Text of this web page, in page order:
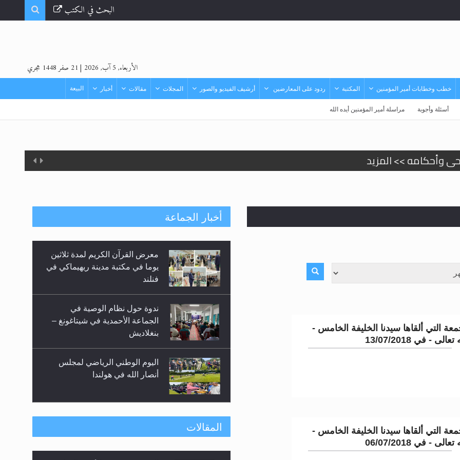
البحث في الكتب
الأربعاء, 5 آب, 2026 | 21 صفر 1448 هجري
خطب وخطابات أمير المؤمنين المكتبة ردود على المعارضين أرشيف الفيديو والصور المجلات مقالات أخبار البيعة
أسئلة وأجوبة مراسلة أمير المؤمنين أيده الله
وأحكامه >> المزيد
حضرة امير المؤمنين أيده الله والمكتب العربي >> المزيد
والمعراج >> المزيد
النبيين صلى الله عليه وسلم >> المزيد
التي ألقاها سيدنا الخليفة الخامس -
- في 13/07/2018
التي ألقاها سيدنا الخليفة الخامس -
- في 06/07/2018
أخبار الجماعة
معرض القرآن الكريم لمدة ثلاثين
يوما في مكتبة مدينة ريهيماكي في
فنلند
ندوة حول نظام الوصية في
الجماعة الأحمدية في شيتاغونغ –
بنغلاديش
اليوم الوطني الرياضي لمجلس
أنصار الله في هولندا
إتمام حفظ القرآن الكريم لثلاثة
المقالات